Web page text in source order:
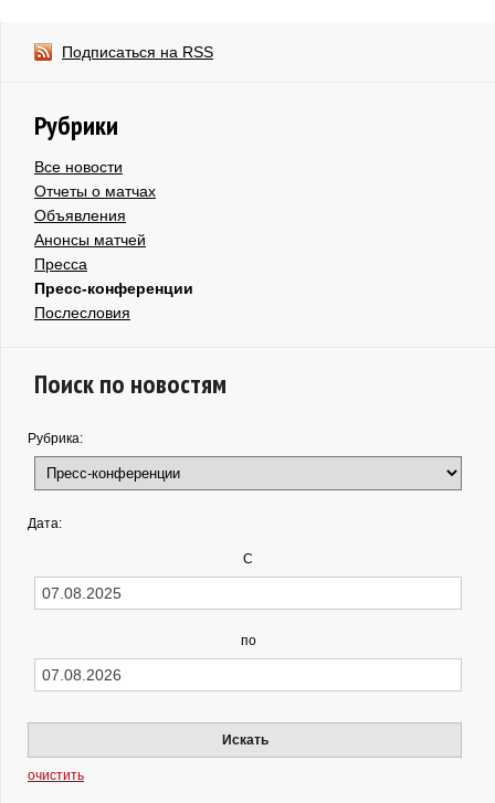
Подписаться на RSS
Рубрики
Все новости
Отчеты о матчах
Объявления
Анонсы матчей
Пресса
Пресс-конференции
Послесловия
Поиск по новостям
Рубрика:
Дата:
С
по
Искать
очистить